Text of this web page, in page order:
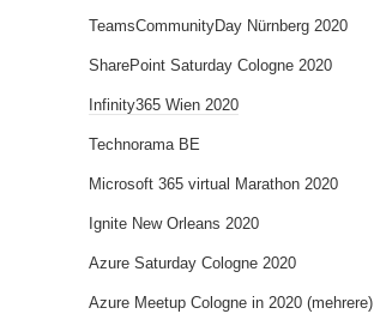
TeamsCommunityDay Nürnberg 2020
SharePoint Saturday Cologne 2020
Infinity365 Wien 2020
Technorama BE
Microsoft 365 virtual Marathon 2020
Ignite New Orleans 2020
Azure Saturday Cologne 2020
Azure Meetup Cologne in 2020 (mehrere)